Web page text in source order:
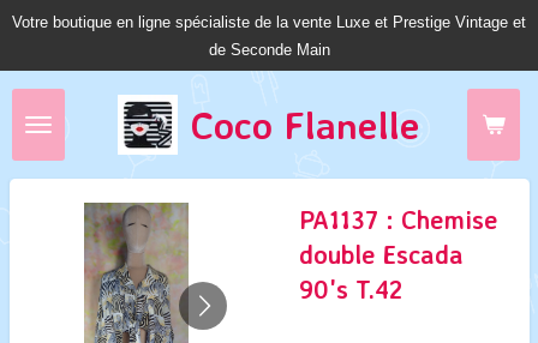
Passer
Coco Flanelle
Votre boutique en ligne spécialiste de la vente Luxe et Prestige Vintage et
de Seconde Main
PA1137 : Chemise
double Escada
90's T.42